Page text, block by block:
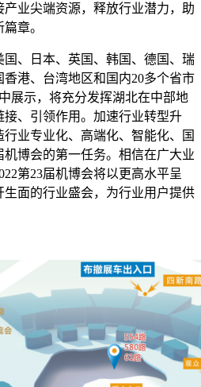
业尖端资源，释放行业潜力，助
章。
、日本、英国、韩国、德国、瑞
港、台湾地区和国内20多个省市
展示，将充分发挥湖北在中部地
接、引领作用。加速行业转型升
业专业化、高端化、智能化、国
机博会的第一任务。相信在广大业
第23届机博会将以更高水平呈
面的行业盛会，为行业用户提供